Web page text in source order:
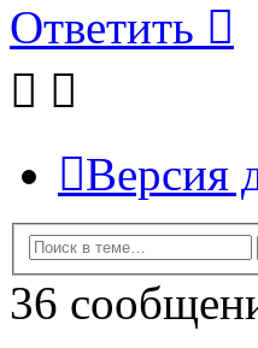
Ответить
Версия
36